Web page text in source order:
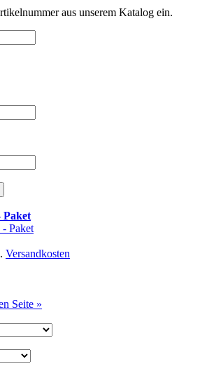
aus unserem Katalog ein.
Paket
Versandkosten
Seite »